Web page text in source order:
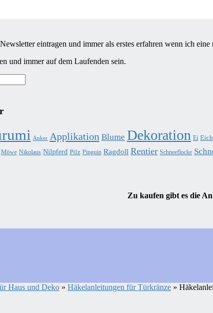
eintragen und immer als erstes erfahren wenn ich eine
und immer auf dem Laufenden sein.
Anker Applikation Blume Dekoration Ei
Möwe Nikolaus Nilpferd Pilz Pinguin Ragdoll Rentier Schneeflocke
Zu kaufen gibt es die
Haus und Deko » Häkelanleitungen für Türkränze »